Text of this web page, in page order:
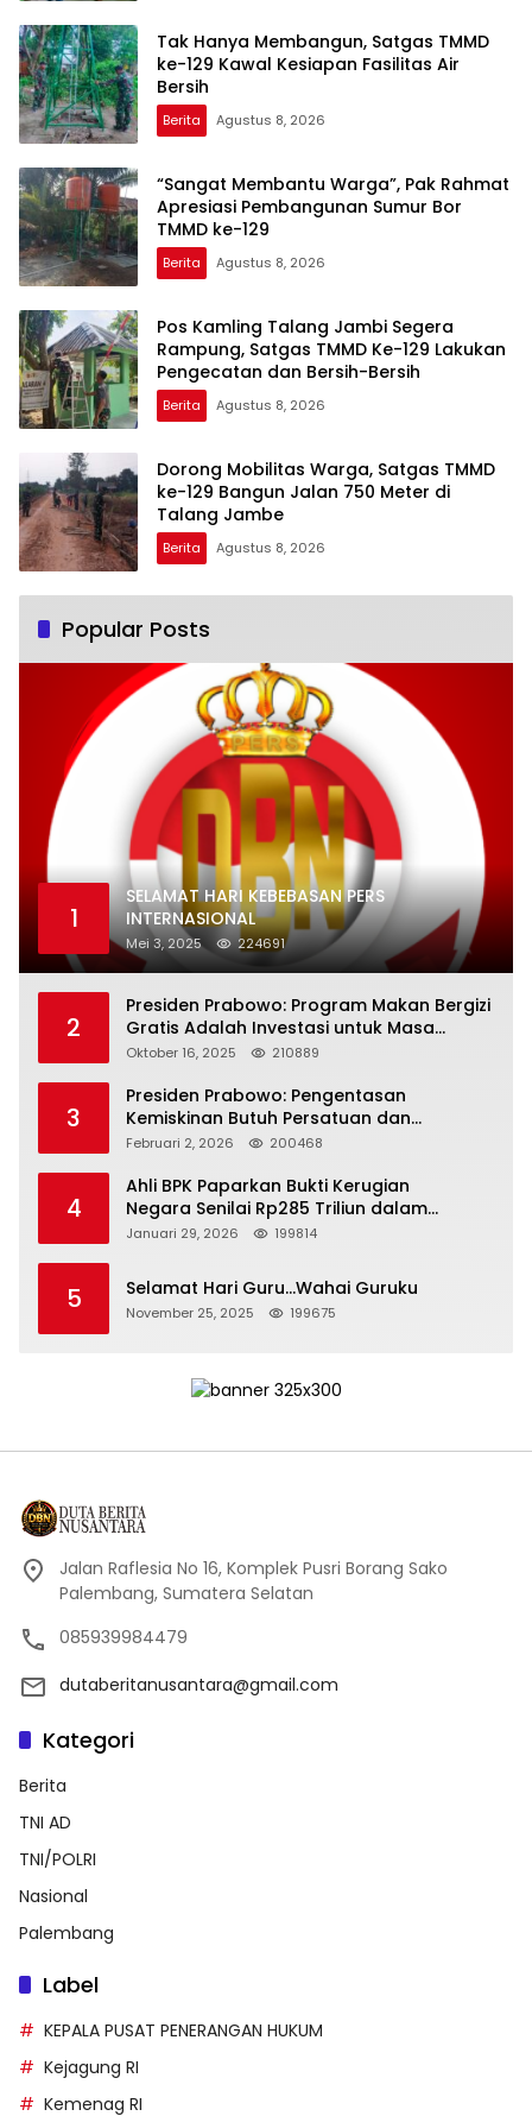
Tak Hanya Membangun, Satgas TMMD
ke-129 Kawal Kesiapan Fasilitas Air
Bersih
Berita Agustus 8, 2026
“Sangat Membantu Warga”, Pak Rahmat
Apresiasi Pembangunan Sumur Bor
TMMD ke-129
Berita Agustus 8, 2026
Pos Kamling Talang Jambi Segera
Rampung, Satgas TMMD Ke-129 Lakukan
Pengecatan dan Bersih-Bersih
Berita Agustus 8, 2026
Dorong Mobilitas Warga, Satgas TMMD
ke-129 Bangun Jalan 750 Meter di
Talang Jambe
Berita Agustus 8, 2026
Popular Posts
1
SELAMAT HARI KEBEBASAN PERS
INTERNASIONAL
Mei 3, 2025 224691
2
Presiden Prabowo: Program Makan Bergizi
Gratis Adalah Investasi untuk Masa
Depan Bangsa
Oktober 16, 2025 210889
3
Presiden Prabowo: Pengentasan
Kemiskinan Butuh Persatuan dan
Kepemimpinan yang Bertanggung Jawab
Februari 2, 2026 200468
4
Ahli BPK Paparkan Bukti Kerugian
Negara Senilai Rp285 Triliun dalam
Persidangan Korupsi PT Pertamina
Januari 29, 2026 199814
5 Selamat Hari Guru…Wahai Guruku
November 25, 2025 199675
Jalan Raflesia No 16, Komplek Pusri Borang Sako
Palembang, Sumatera Selatan
085939984479
dutaberitanusantara@gmail.com
Kategori
Berita
TNI AD
TNI/POLRI
Nasional
Palembang
Label
KEPALA PUSAT PENERANGAN HUKUM
Kejagung RI
Kemenag RI